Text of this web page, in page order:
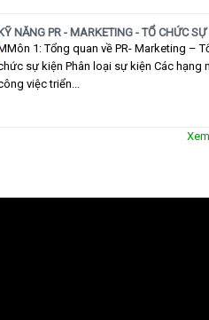
NĂNG PR - MARKETING - TỔ CHỨC SỰ
1: Tổng quan về PR- Marketing –
sự kiện Phân loại sự kiện Các hạng
việc triển...